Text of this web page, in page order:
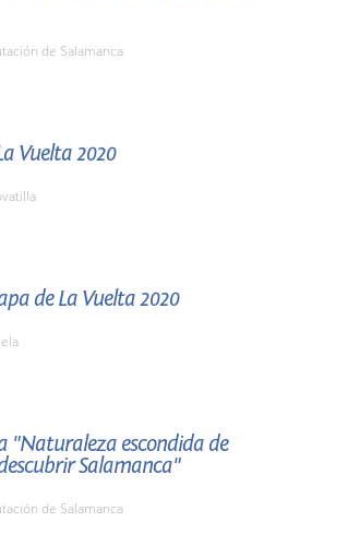
de Salamanca
Vuelta 2020
de La Vuelta 2020
"Naturaleza escondida de
Salamanca"
de Salamanca